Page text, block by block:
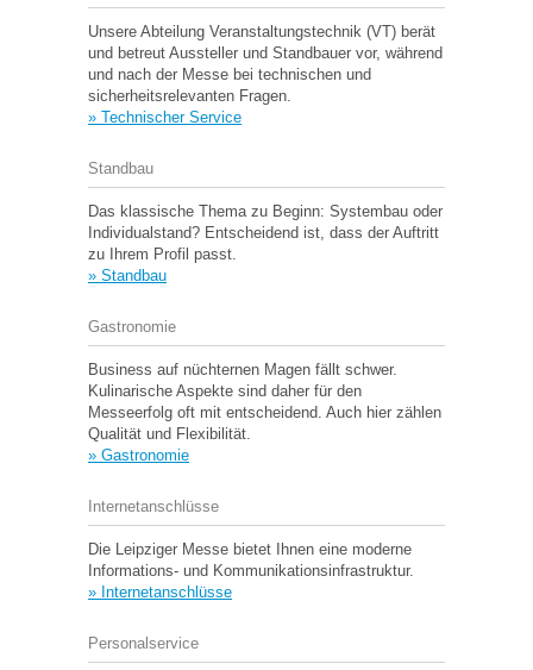
Unsere Abteilung Veranstaltungstechnik (VT) berät
und betreut Aussteller und Standbauer vor, während
und nach der Messe bei technischen und
sicherheitsrelevanten Fragen.
» Technischer Service
Standbau
Das klassische Thema zu Beginn: Systembau oder
Individualstand? Entscheidend ist, dass der Auftritt
zu Ihrem Profil passt.
» Standbau
Gastronomie
Business auf nüchternen Magen fällt schwer.
Kulinarische Aspekte sind daher für den
Messeerfolg oft mit entscheidend. Auch hier zählen
Qualität und Flexibilität.
» Gastronomie
Internetanschlüsse
Die Leipziger Messe bietet Ihnen eine moderne
Informations- und Kommunikationsinfrastruktur.
» Internetanschlüsse
Personalservice